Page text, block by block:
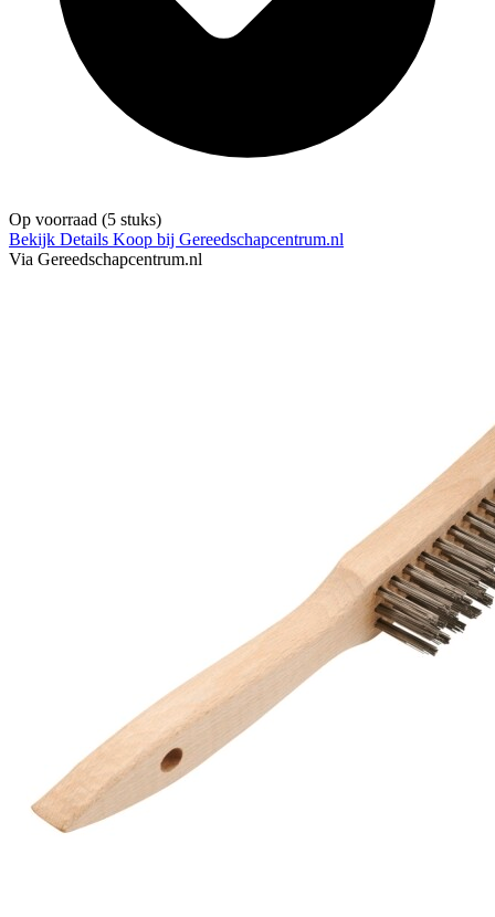
Op voorraad (5 stuks)
Bekijk Details Koop bij Gereedschapcentrum.nl
Via Gereedschapcentrum.nl